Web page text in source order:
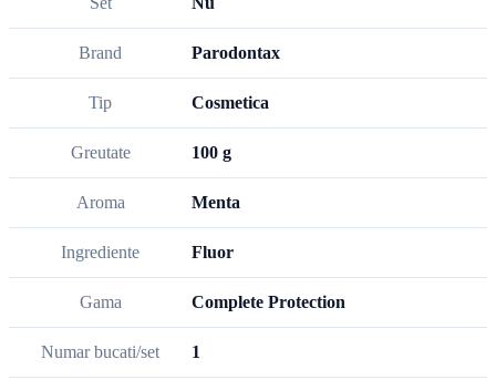
Brand Parodontax
Tip Cosmetica
Greutate 100 g
Aroma Menta
Ingrediente Fluor
Gama Complete Protection
Numar bucati/set 1